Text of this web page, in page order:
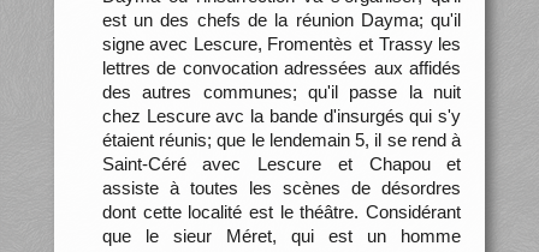
est un des chefs de la réunion Dayma; qu'il
signe avec Lescure, Fromentès et Trassy les
lettres de convocation adressées aux affidés
des autres communes; qu'il passe la nuit
chez Lescure avc la bande d'insurgés qui s'y
étaient réunis; que le lendemain 5, il se rend à
Saint-Céré avec Lescure et Chapou et
assiste à toutes les scènes de désordres
dont cette localité est le théâtre. Considérant
que le sieur Méret, qui est un homme